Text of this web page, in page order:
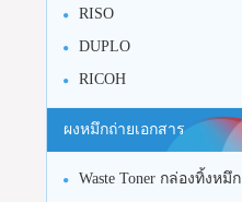
RISO
DUPLO
RICOH
ผงหมึกถ่ายเอกสาร
Waste Toner กล่องทิ้งหมึก